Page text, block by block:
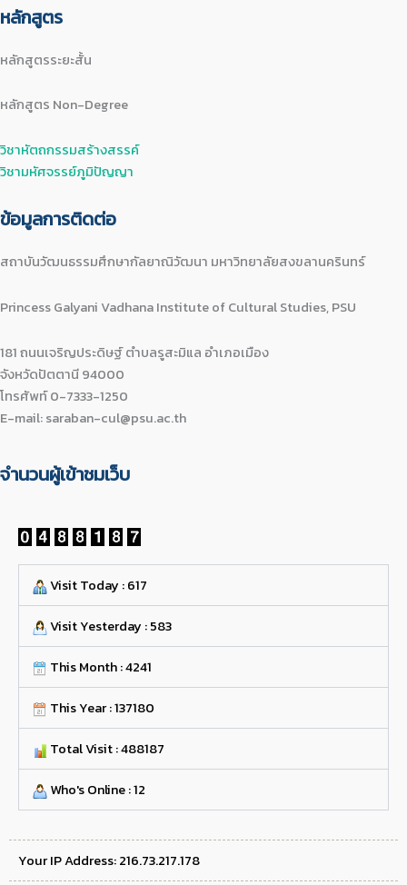
หลักสูตร
หลักสูตรระยะสั้น
หลักสูตร Non-Degree
วิชาหัตถกรรมสร้างสรรค์
วิชามหัศจรรย์ภูมิปัญญา
ข้อมูลการติดต่อ
สถาบันวัฒนธรรมศึกษากัลยาณิวัฒนา มหาวิทยาลัยสงขลานครินทร์
Princess Galyani Vadhana Institute of Cultural Studies, PSU
181 ถนนเจริญประดิษฐ์ ตำบลรูสะมิแล อำเภอเมือง
จังหวัดปัตตานี 94000
โทรศัพท์ 0-7333-1250
E-mail: saraban-cul@psu.ac.th
จำนวนผู้เข้าชมเว็บ
Visit Today : 617
Visit Yesterday : 583
This Month : 4241
This Year : 137180
Total Visit : 488187
Who's Online : 12
Your IP Address: 216.73.217.178